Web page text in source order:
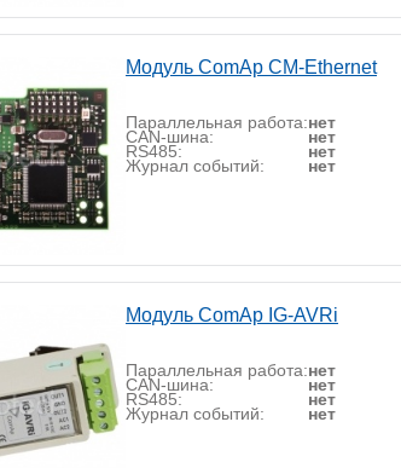
Модуль ComAp CM-Ethernet
Параллельная работа:нет
CAN-шина: нет
RS485: нет
Журнал событий: нет
Модуль ComAp IG-AVRi
Параллельная работа:нет
CAN-шина: нет
RS485: нет
Журнал событий: нет